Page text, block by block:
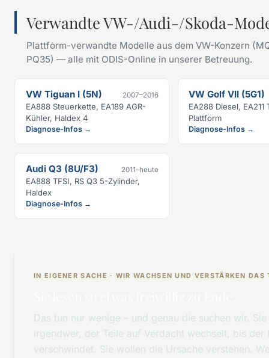
Verwandte VW-/Audi-/Skoda-
Plattform-verwandte Modelle aus dem VW-Konzern
PQ35) — alle mit ODIS-Online in unserer Betreuung.
VW Tiguan I (5N) 2007–2016
EA888 Steuerkette, EA189 AGR-
Kühler, Haldex 4
Diagnose-Infos →
VW Golf VII (5G1)
EA288 Diesel, EA211
Plattform
Diagnose-Infos →
Audi Q3 (8U/F3) 2011–heute
EA888 TFSI, RS Q3 5-Zylinder,
Haldex
Diagnose-Infos →
IN EIGENER SACHE · WIR WACHSEN UND VERSTÄRKEN DAS
Das tun nur wenige – und genau die suchen wir.
irgendwer, der Teile auf Verdacht wechselt, bis der
verschwindet. Sie wollen die Ursache verstehen.